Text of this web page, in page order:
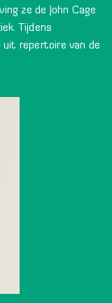
ze de John Cage
Tijdens
repertoire van de